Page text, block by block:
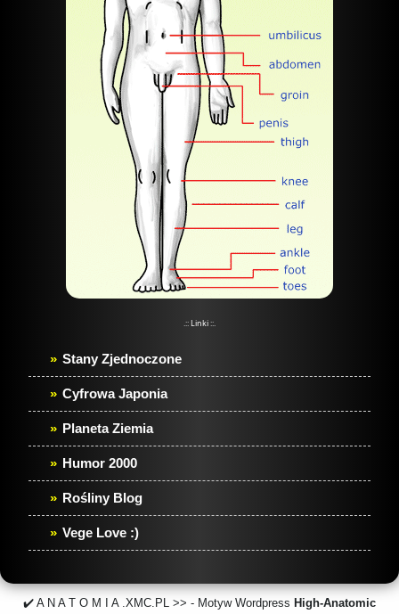
.:: Linki ::.
Stany Zjednoczone
Cyfrowa Japonia
Planeta Ziemia
Humor 2000
Rośliny Blog
Vege Love :)
✔️ A N A T O M I A .XMC.PL >> - Motyw Wordpress High-Anatomic